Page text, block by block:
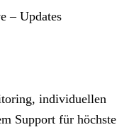
– Updates
individuellen
Support für höchste